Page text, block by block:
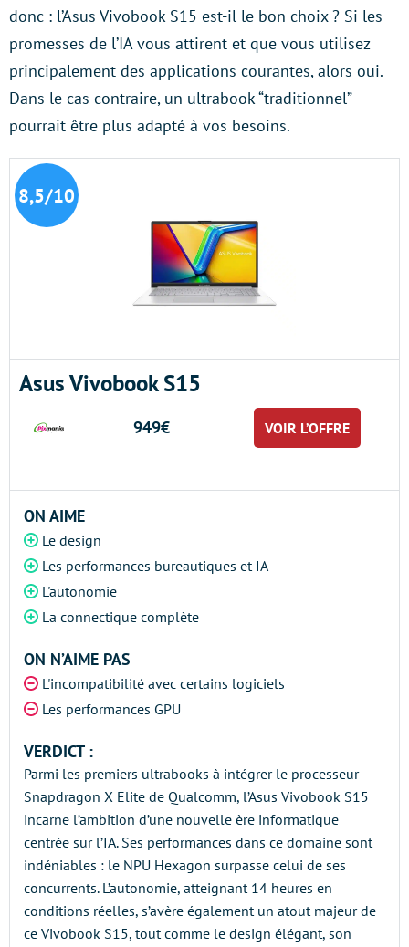
donc : l’Asus Vivobook S15 est-il le bon choix ? Si les
promesses de l’IA vous attirent et que vous utilisez
principalement des applications courantes, alors oui.
Dans le cas contraire, un ultrabook “traditionnel”
pourrait être plus adapté à vos besoins.
8,5/10
Asus Vivobook S15
949€ VOIR L’OFFRE
ON AIME
Le design
Les performances bureautiques et IA
L'autonomie
La connectique complète
ON N’AIME PAS
L'incompatibilité avec certains logiciels
Les performances GPU
VERDICT :
Parmi les premiers ultrabooks à intégrer le processeur
Snapdragon X Elite de Qualcomm, l’Asus Vivobook S15
incarne l’ambition d’une nouvelle ère informatique
centrée sur l’IA. Ses performances dans ce domaine sont
indéniables : le NPU Hexagon surpasse celui de ses
concurrents. L’autonomie, atteignant 14 heures en
conditions réelles, s’avère également un atout majeur de
ce Vivobook S15, tout comme le design élégant, son